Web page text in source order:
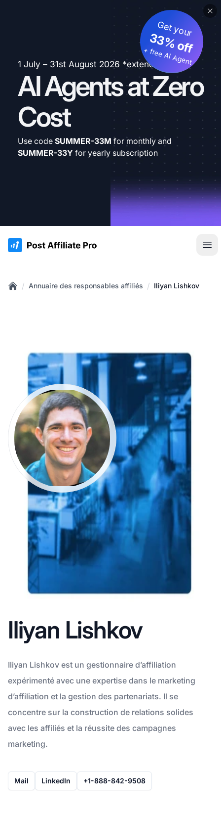
1 July – 31st August 2026 *extended
AI Agents at Zero
Cost
Get your
33% off
+ free AI Agent
Use code SUMMER-33M for monthly and
SUMMER-33Y for yearly subscription
:site.title
/ Annuaire des responsables affiliés / Iliyan Lishkov
Iliyan Lishkov
Iliyan Lishkov est un gestionnaire d’affiliation
expérimenté avec une expertise dans le marketing
d’affiliation et la gestion des partenariats. Il se
concentre sur la construction de relations solides
avec les affiliés et la réussite des campagnes
marketing.
Mail LinkedIn +1-888-842-9508